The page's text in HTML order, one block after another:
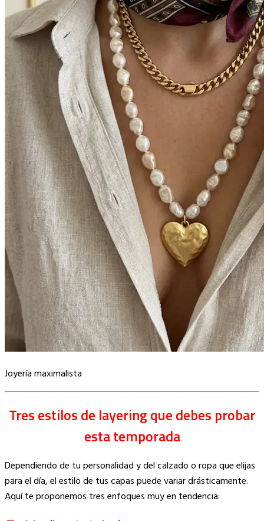
Joyería maximalista
Tres estilos de layering que debes probar
esta temporada
Dependiendo de tu personalidad y del calzado o ropa que elijas
para el día, el estilo de tus capas puede variar drásticamente.
Aquí te proponemos tres enfoques muy en tendencia: